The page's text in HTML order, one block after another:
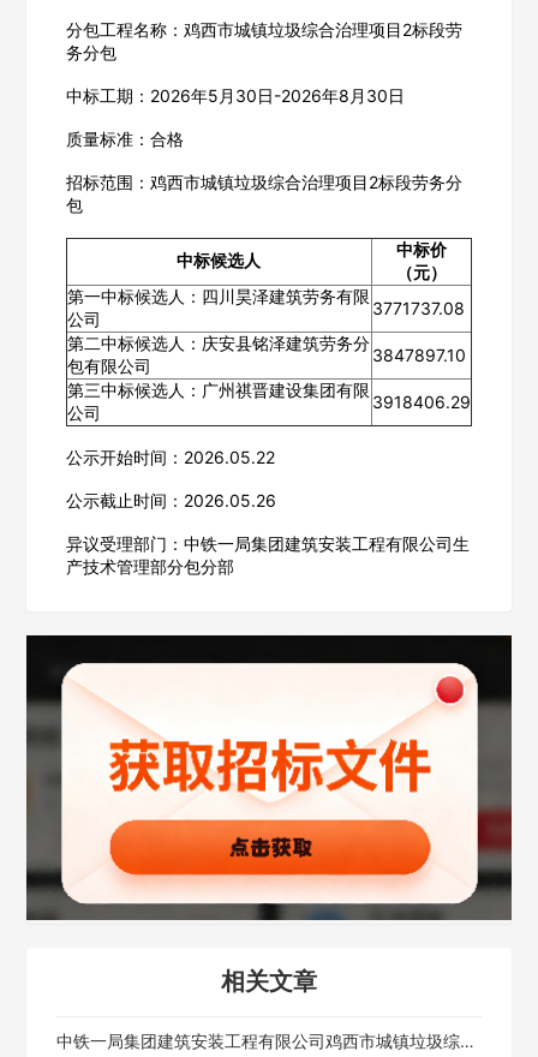
分包工程名称：鸡西市城镇垃圾综合治理项目2标段劳
务分包
中标工期：2026年5月30日-2026年8月30日
质量标准：合格
招标范围：鸡西市城镇垃圾综合治理项目2标段劳务分
包
中标候选人
中标价
（元）
第一中标候选人：四川昊泽建筑劳务有限
公司
3771737.08
第二中标候选人：庆安县铭泽建筑劳务分
包有限公司
3847897.10
第三中标候选人：广州祺晋建设集团有限
公司
3918406.29
公示开始时间：2026.05.22
公示截止时间：2026.05.26
异议受理部门：中铁一局集团建筑安装工程有限公司生
产技术管理部分包分部
相关文章
中铁一局集团建筑安装工程有限公司鸡西市城镇垃圾综合治理项目2标段劳务分包中标候选人公示
欢迎入驻供应商
公司名称
公司所在地
请选择省市
经办人
联系方式